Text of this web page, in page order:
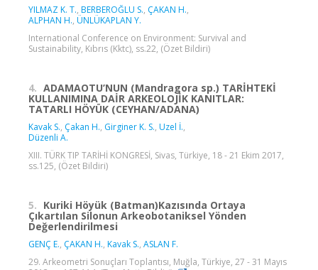
YILMAZ K. T., BERBEROĞLU S., ÇAKAN H.,
ALPHAN H., ÜNLÜKAPLAN Y.
International Conference on Environment: Survival and
Sustainability, Kıbrıs (Kktc), ss.22, (Özet Bildiri)
4. ADAMAOTU’NUN (Mandragora sp.) TARİHTEKİ
KULLANIMINA DAİR ARKEOLOJİK KANITLAR:
TATARLI HÖYÜK (CEYHAN/ADANA)
Kavak S., Çakan H., Girginer K. S., Uzel İ.,
Düzenli A.
XIII. TÜRK TIP TARİHİ KONGRESİ, Sivas, Türkiye, 18 - 21 Ekim 2017,
ss.125, (Özet Bildiri)
5. Kuriki Höyük (Batman)Kazısında Ortaya
Çıkartılan Silonun Arkeobotaniksel Yönden
Değerlendirilmesi
GENÇ E., ÇAKAN H., Kavak S., ASLAN F.
29. Arkeometri Sonuçları Toplantısı, Muğla, Türkiye, 27 - 31 Mayıs